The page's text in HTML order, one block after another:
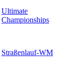
Ultimate
Championships
Straßenlauf-WM